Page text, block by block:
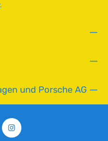
.
und Porsche AG